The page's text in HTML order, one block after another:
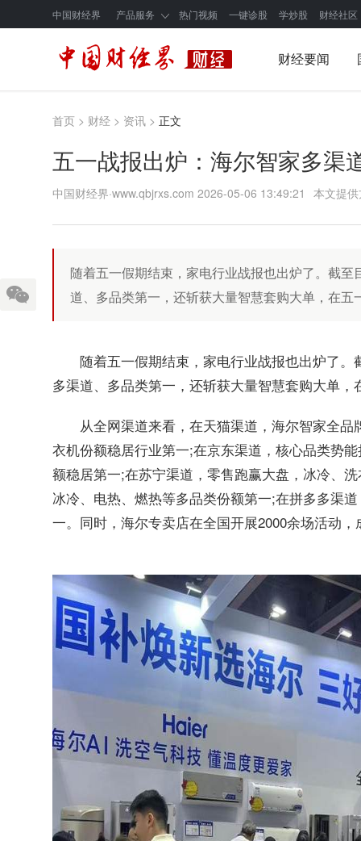
中国财经界 产品服务 热门视频 一键诊股 学炒股 财经社区
财经要闻
首页 > 财经 > 资讯 > 正文
五一战报出炉：海尔智家多渠
中国财经界·www.qbjrxs.com 2026-05-06 13:49:21 本文提
随着五一假期结束，家电行业战报也出炉了。截
道、多品类第一，还斩获大量智慧套购大单，在
随着五一假期结束，家电行业战报也出炉了
多渠道、多品类第一，还斩获大量智慧套购大单
从全网渠道来看，在天猫渠道，海尔智家全
衣机份额稳居行业第一;在京东渠道，核心品类势
额稳居第一;在苏宁渠道，零售跑赢大盘，冰冷、
冰冷、电热、燃热等多品类份额第一;在拼多多渠
一。同时，海尔专卖店在全国开展2000余场活动